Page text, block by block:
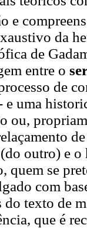
e
da
de
entre o
de
e uma
ou,
outro) e
quem se
com
texto de
que é